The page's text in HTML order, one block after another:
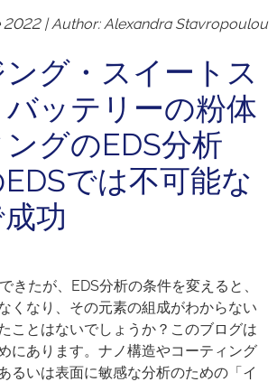
2022 | Author:Alexandra Stavropoulou
グ・スイートス
ッテリーの粉体
グのEDS分析
では不可能な
功
きたが、EDS分析の条件を変えると、
くなり、その元素の組成がわからない
ことはないでしょうか？このブログは
にあります。ナノ構造やコーティング
るいは表面に敏感な分析のための「イ